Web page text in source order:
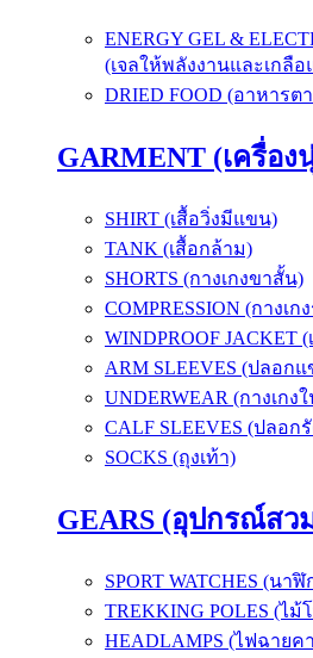
ENERGY GEL &
(เจลให้พลังงานและเกลือ
DRIED FOOD (อาหารต
GARMENT (เครื่อง
SHIRT (เสื้อวิ่งมีแขน)
TANK (เสื้อกล้าม)
SHORTS (กางเกงขาสั้น)
COMPRESSION (กางเ
WINDPROOF JACKET
ARM SLEEVES (ปลอก
UNDERWEAR (กางเกง
CALF SLEEVES (ปลอก
SOCKS (ถุงเท้า)
GEARS (อุปกรณ์สว
SPORT WATCHES (นาฬิ
TREKKING POLES (ไม้
HEADLAMPS (ไฟฉายค